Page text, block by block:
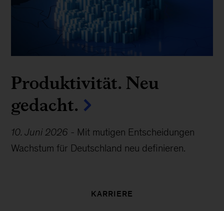
Produktivität. Neu
gedacht.
10. Juni 2026 - Mit mutigen Entscheidungen
Wachstum für Deutschland neu definieren.
KARRIERE